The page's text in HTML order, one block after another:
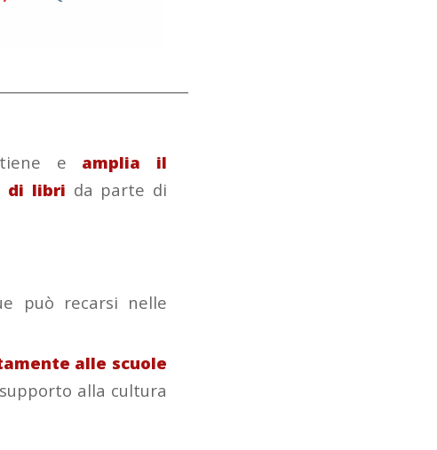
e amplia il
di libri da parte di
può recarsi nelle
alle scuole
alla cultura